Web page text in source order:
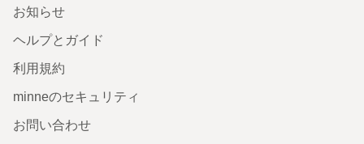
お知らせ
ヘルプとガイド
利用規約
minneのセキュリティ
お問い合わせ